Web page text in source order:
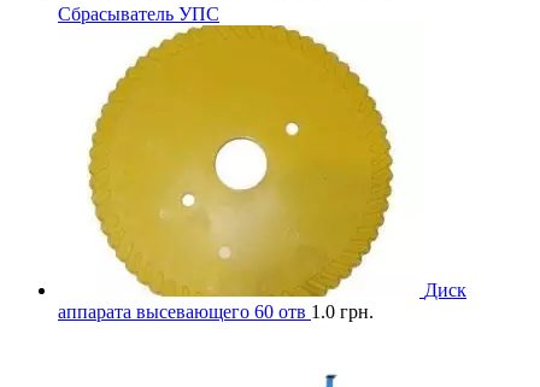
Сбрасыватель УПС
Диск
аппарата высевающего 60 отв 1.0 грн.